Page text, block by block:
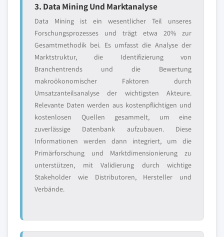
3. Data Mining Und Marktanalyse
Data Mining ist ein wesentlicher Teil unseres
Forschungsprozesses und trägt etwa 20% zur
Gesamtmethodik bei. Es umfasst die Analyse der
Marktstruktur, die Identifizierung von
Branchentrends und die Bewertung
makroökonomischer Faktoren durch
Umsatzanteilsanalyse der wichtigsten Akteure.
Relevante Daten werden aus kostenpflichtigen und
kostenlosen Quellen gesammelt, um eine
zuverlässige Datenbank aufzubauen. Diese
Informationen werden dann integriert, um die
Primärforschung und Marktdimensionierung zu
unterstützen, mit Validierung durch wichtige
Stakeholder wie Distributoren, Hersteller und
Verbände.